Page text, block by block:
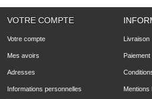
VOTRE COMPTE
Votre compte
Mes avoirs
Adresses
Informations personnelles
Livraison
Mentions